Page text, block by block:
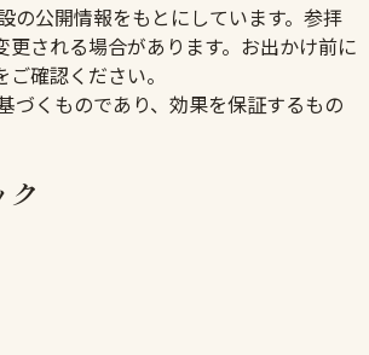
の公開情報をもとにしています。参拝
更される場合があります。お出かけ前に
確認ください。
づくものであり、効果を保証するもの